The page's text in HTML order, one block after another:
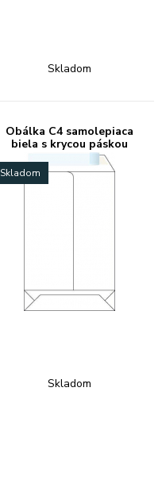
Skladom
Obálka C4 samolepiaca
biela s krycou páskou
Skladom
Skladom